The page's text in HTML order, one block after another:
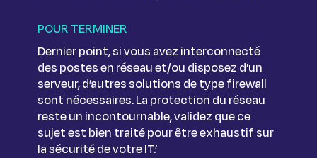
POUR TERMINER
Dernier point, si vous avez interconnecté
des postes en réseau et/ou disposez d’un
serveur, d’autres solutions de type firewall
sont nécessaires. La protection du réseau
reste un incontournable, validez que ce
sujet est bien traité pour être exhaustif sur
la sécurité de votre IT.’